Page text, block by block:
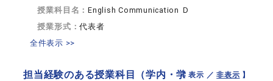
授業科目名：English Communication Ｄ
授業形式：代表者
全件表示 >>
担当経験のある授業科目（学内・学【 表示 ／非表示 】